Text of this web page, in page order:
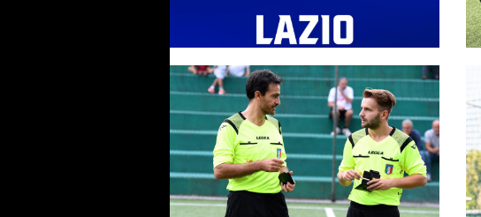
#SerieC2Futsal, 55 formazioni al
via nel Lazio: la lista completa
delle partecipanti